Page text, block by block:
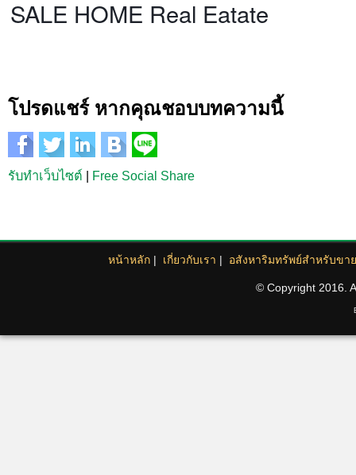
SALE HOME Real Eatate
โปรดแชร์ หากคุณชอบบทความนี้
รับทำเว็บไซต์ | Free Social Share
หน้าหลัก| เกี่ยวกับเรา | อสังหาริมทรัพย์สำหรับขาย
© Copyright 2016.